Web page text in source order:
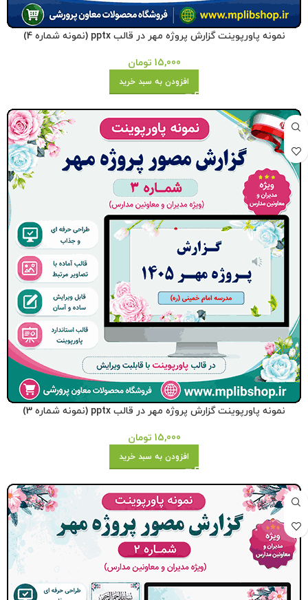
نمونه پاورپوینت گزارش پروژه مهر در قالب pptx (نمونه شماره 4)
15,000 تومان
افزودن به سبد خرید
نمونه پاورپوینت گزارش پروژه مهر در قالب pptx (نمونه شماره 3)
15,000 تومان
افزودن به سبد خرید